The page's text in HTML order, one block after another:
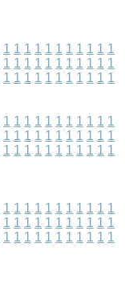
1 1 1 1 1 1 1 1 1 1 1
1 1 1 1 1 1 1 1 1 1 1
1 1 1 1 1 1 1 1 1 1 1
1 1 1 1 1 1 1 1 1 1 1
1 1 1 1 1 1 1 1 1 1 1
1 1 1 1 1 1 1 1 1 1 1
1 1 1 1 1 1 1 1 1 1 1
1 1 1 1 1 1 1 1 1 1 1
1 1 1 1 1 1 1 1 1 1 1